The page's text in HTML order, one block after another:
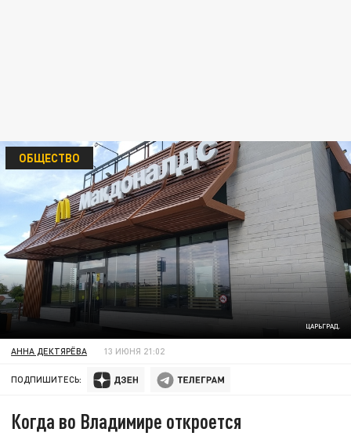
ЦАРЬГРАД.
ОБЩЕСТВО
АННА ДЕКТЯРЁВА 13 ИЮНЯ 21:02
ПОДПИШИТЕСЬ:
Когда во Владимире откроется